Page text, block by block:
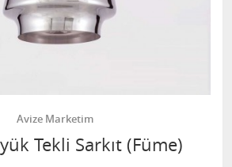
Avize Marketim
Tekli Sarkıt (Füme)